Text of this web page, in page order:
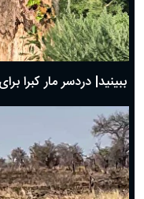
ببینید| دردسر مار کبرا